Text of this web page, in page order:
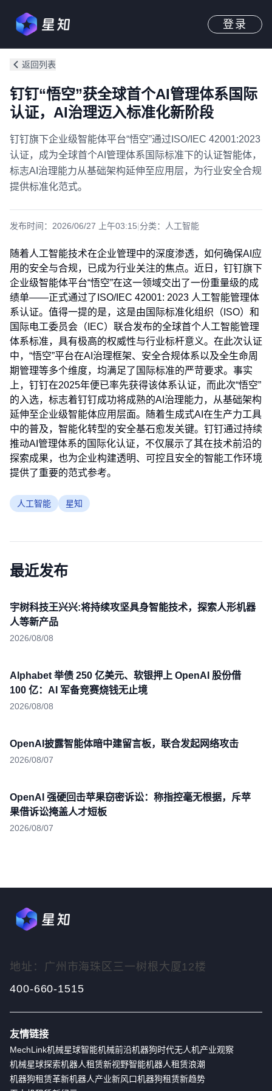
登录
返回列表
钉钉“悟空”获全球首个AI管理体系国际
认证，AI治理迈入标准化新阶段
钉钉旗下企业级智能体平台“悟空”通过ISO/IEC 42001:2023
认证，成为全球首个AI管理体系国际标准下的认证智能体，
标志AI治理能力从基础架构延伸至应用层，为行业安全合规
提供标准化范式。
发布时间： 2026/06/27 上午03:15|分类： 人工智能
随着人工智能技术在企业管理中的深度渗透，如何确保AI应
用的安全与合规，已成为行业关注的焦点。近日，钉钉旗下
企业级智能体平台“悟空”在这一领域交出了一份重量级的成
绩单——正式通过了ISO/IEC 42001: 2023 人工智能管理体
系认证。值得一提的是，这是由国际标准化组织（ISO）和
国际电工委员会（IEC）联合发布的全球首个人工智能管理
体系标准，具有极高的权威性与行业标杆意义。在此次认证
中，“悟空”平台在AI治理框架、安全合规体系以及全生命周
期管理等多个维度，均满足了国际标准的严苛要求。事实
上，钉钉在2025年便已率先获得该体系认证，而此次“悟空”
的入选，标志着钉钉成功将成熟的AI治理能力，从基础架构
延伸至企业级智能体应用层面。随着生成式AI在生产力工具
中的普及，智能化转型的安全基石愈发关键。钉钉通过持续
推动AI管理体系的国际化认证，不仅展示了其在技术前沿的
探索成果，也为企业构建透明、可控且安全的智能工作环境
提供了重要的范式参考。
人工智能 星知
最近发布
宇树科技王兴兴:将持续攻坚具身智能技术，探索人形机器
人等新产品
2026/08/08
Alphabet 举债 250 亿美元、软银押上 OpenAI 股份借
100 亿：AI 军备竞赛烧钱无止境
2026/08/08
OpenAI披露智能体暗中建留言板，联合发起网络攻击
2026/08/07
OpenAI 强硬回击苹果窃密诉讼：称指控毫无根据，斥苹
果借诉讼掩盖人才短板
2026/08/07
地址：广州市海珠区三一树根大厦12楼
400-660-1515
友情链接
MechLink机械星球智能机械前沿机器狗时代无人机产业观察
机械星球探索机器人租赁新视野智能机器人租赁浪潮
机器狗租赁革新机器人产业新风口机器狗租赁新趋势